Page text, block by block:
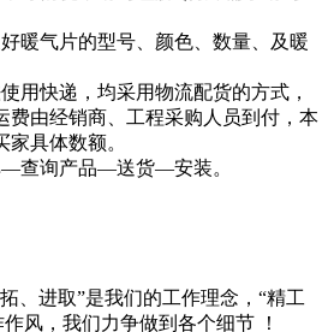
暖气片的型号、颜色、数量、及暖
用快递，均采用物流配货的方式，
费由经销商、工程采购人员到付，本
具体数额。
—查询产品—送货—安装。
、进取”是我们的工作理念，“精工
风，我们力争做到各个细节 ！